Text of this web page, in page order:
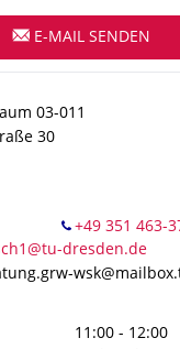
E-MAIL SENDEN
03-011
30
11:00 - 12:00